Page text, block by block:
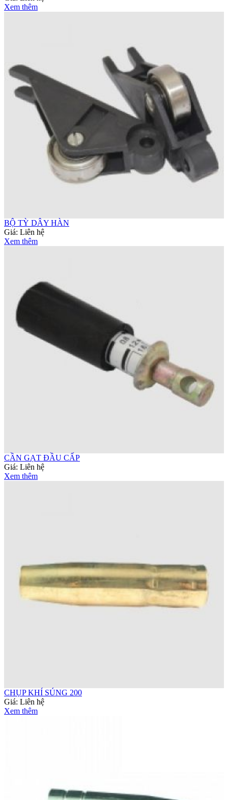
Xem thêm
BỘ TỲ DÂY HÀN
Giá: Liên hệ
Xem thêm
CẦN GẠT ĐẦU CẤP
Giá: Liên hệ
Xem thêm
CHỤP KHÍ SÚNG 200
Giá: Liên hệ
Xem thêm